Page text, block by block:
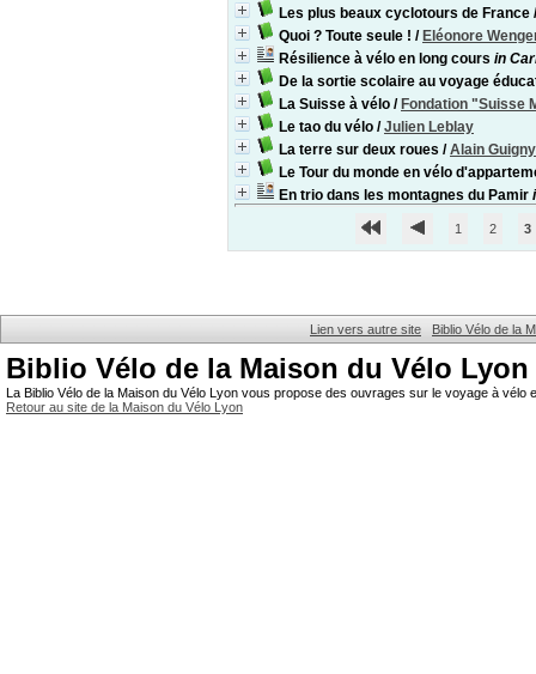
Les plus beaux cyclotours de France
Quoi ? Toute seule ! / Eléonore
Résilience à vélo en long cours in
De la sortie scolaire au voyage
La Suisse à vélo / Fondation "Suisse
Le tao du vélo /Julien Leblay
La terre sur deux roues /Alain Guigny
Le Tour du monde en vélo
En trio dans les montagnes du Pamir
1 2 3
Lien vers autre site Biblio Vélo de la
Biblio Vélo de la Maison du Vélo Lyon
La Biblio Vélo de la Maison du Vélo Lyon vous propose des ouvrages sur le voyage à
Retour au site de la Maison du Vélo Lyon